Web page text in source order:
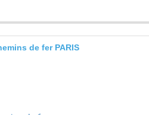
de fer PARIS